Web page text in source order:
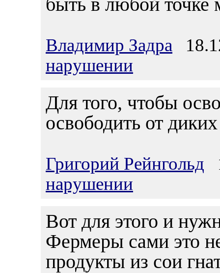
Владимир Задра
нарушении
Для того, чтобы
освободить от
Григорий Рейнгольд
нарушении
Вот для этого и
Фермеры сами это
продукты из сои